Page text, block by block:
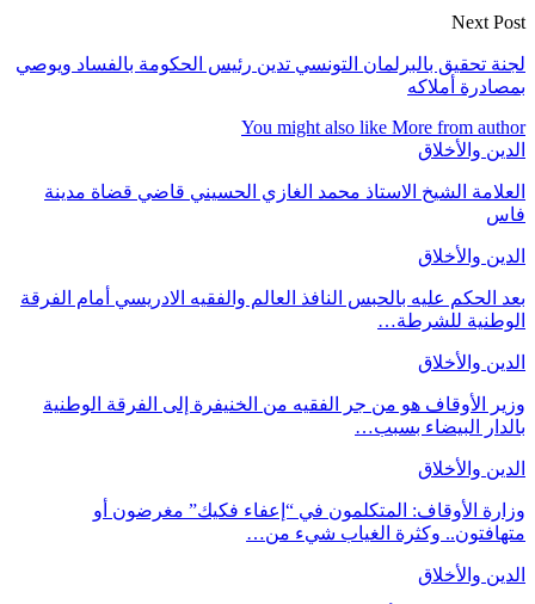
Next Post
لجنة تحقيق بالبرلمان التونسي تدين رئيس الحكومة بالفساد ويوصي
بمصادرة أملاكه
You might also like More from author
الدين والأخلاق
العلامة الشيخ الاستاذ محمد الغازي الحسيني قاضي قضاة مدينة
فاس
الدين والأخلاق
بعد الحكم عليه بالحبس النافذ العالم والفقيه الادريسي أمام الفرقة
الوطنية للشرطة…
الدين والأخلاق
وزير الأوقاف هو من جر الفقيه من الخنيفرة إلى الفرقة الوطنية
بالدار البيضاء بسبب…
الدين والأخلاق
وزارة الأوقاف: المتكلمون في “إعفاء فكيك” مغرضون أو
متهافتون.. وكثرة الغياب شيء من…
الدين والأخلاق